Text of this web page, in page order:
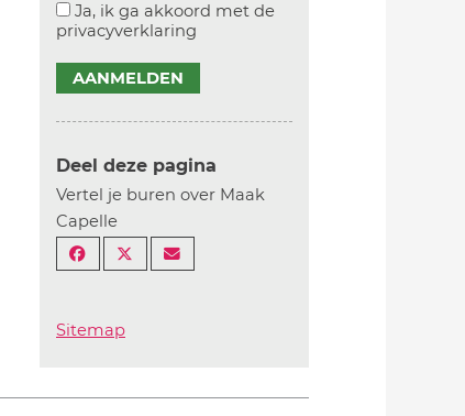
Ja, ik ga akkoord met de
privacyverklaring
AANMELDEN
Deel deze pagina
Vertel je buren over Maak
Capelle
Sitemap